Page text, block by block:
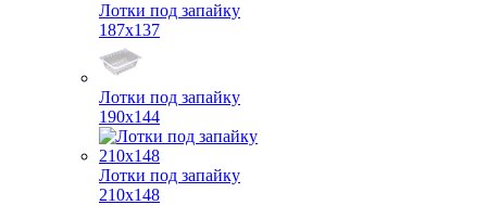
Лотки под запайку
187х137
Лотки под запайку
190х144
Лотки под запайку
210х148